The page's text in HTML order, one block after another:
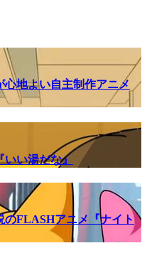
地よい自主制作アニメ
い湯だな』
のFLASHアニメ『ナイト